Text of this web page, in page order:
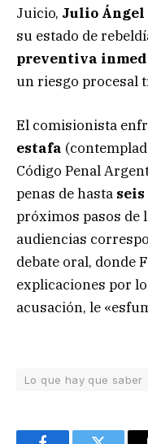
Juicio, Julio
su estado de
preventiva
un riesgo procesal
El comisionista
estafa
Código Penal
penas de hasta
próximos pasos de
audiencias
debate oral, donde
explicaciones por
acusación, le
Lo que hay que saber